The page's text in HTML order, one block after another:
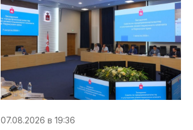
07.08.2026 в 19:36